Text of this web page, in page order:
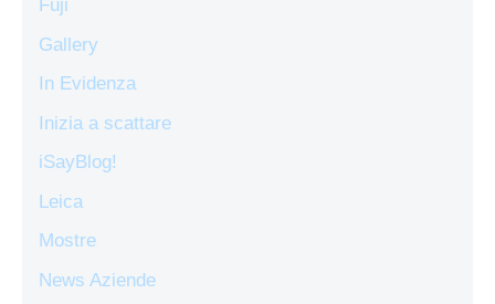
Fuji
Gallery
In Evidenza
Inizia a scattare
iSayBlog!
Leica
Mostre
News Aziende